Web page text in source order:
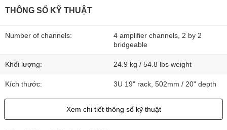
THÔNG SỐ KỸ THUẬT
Number of channels:
4 amplifier channels, 2 by 2
bridgeable
Khối lượng: 24.9 kg / 54.8 lbs weight
Kích thước: 3U 19" rack, 502mm / 20" depth
Xem chi tiết thông số kỹ thuật